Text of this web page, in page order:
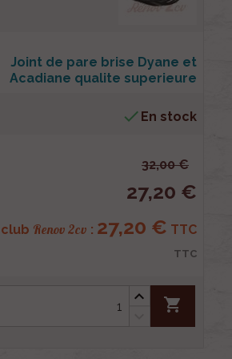
Joint de pare brise Dyane et
Acadiane qualite superieure
 En stock
32,00 €
27,20 €
club Renov 2cv : 27,20 € TTC
TTC
shopping_cart